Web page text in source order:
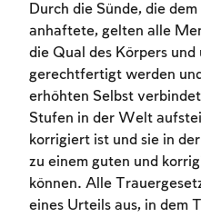
Durch die Sünde, die
anhaftete, gelten alle
die Qual des Körpers
gerechtfertigt werden
erhöhten Selbst
Stufen in der Welt
korrigiert ist und sie in
zu einem guten und
können. Alle
eines Urteils aus, in dem